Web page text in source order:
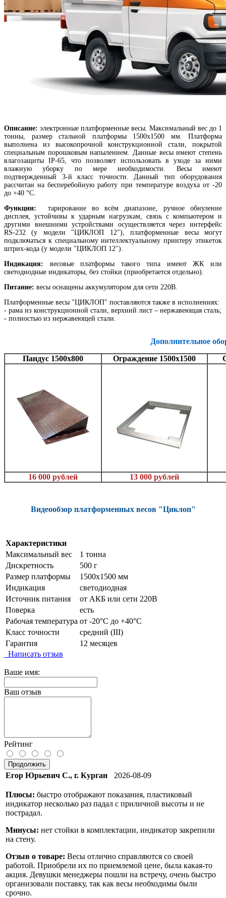
Описание: электронные платформенные весы. Максимальный вес до 1
тонны, размер стальной платформы 1500х1500 мм. Платформа
выполнена из высокопрочной конструкционной стали, покрытой
специальным порошковым напылением. Данные весы имеют степень
влагозащиты IP-65, что позволяет использовать в уходе за ними
влажную уборку по мере необходимости. Весы имеют
подтвержденный 3-й класс точности. Данный тип оборудования
рассчитан на бесперебойную работу при температуре воздуха от -20
до +40 °С.
Функции:
тарирование во всём диапазоне, ручное обнуление
дисплея, устойчивы к ударным нагрузкам, связь с компьютером и
другими внешними устройствами осуществляется через интерфейс
RS-232 (у модели "ЦИКЛОП 12"), платформенные весы могут
подключаться к специальному интеллектуальному принтеру этикеток
штрих-кода (у модели "ЦИКЛОП 12").
Индикация: весовые платформы такого типа имеют ЖК или
светодиодные индикаторы, без стойки (приобретается отдельно).
Питание: весы оснащены аккумулятором для сети 220В.
Платформенные весы "ЦИКЛОП" поставляются также в исполнениях:
- рама из конструкционной стали, верхний лист – нержавеющая сталь;
- полностью из нержавеющей стали.
Дополнительное
Пандус 1500х800
Ограждение 1500х1500
16 000 рублей 13 000 рублей
Видеообзор платформенных весов "Циклоп"
Характеристики
Максимальный вес
1 тонна
Дискретность
500 г
Размер платформы
1500х1500 мм
Индикация
светодиодная
Источник питания
от АКБ или сети 220В
Поверка
есть
Рабочая температура от -20°C до +40°C
Класс точности
средний (III)
Гарантия
12 месяцев
Написать отзыв
Ваше имя:
Ваш отзыв
Рейтинг
Продолжить
Егор Юрьевич С., г. Курган 2026-08-09
Плюсы: быстро отображают показания, пластиковый
индикатор несколько раз падал с приличной высоты и не
пострадал.
Минусы: нет стойки в комплектации, индикатор закрепили
на стену.
Отзыв о товаре: Весы отлично справляются со своей
работой. Приобрели их по приемлемой цене, была какая-то
акция. Девушки менеджеры пошли на встречу, очень быстро
организовали поставку, так как весы необходимы были
срочно.